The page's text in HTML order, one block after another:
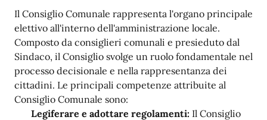
Il Consiglio Comunale rappresenta l'organo principale
elettivo all'interno dell'amministrazione locale.
Composto da consiglieri comunali e presieduto dal
Sindaco, il Consiglio svolge un ruolo fondamentale nel
processo decisionale e nella rappresentanza dei
cittadini. Le principali competenze attribuite al
Consiglio Comunale sono:
Legiferare e adottare regolamenti: Il Consiglio